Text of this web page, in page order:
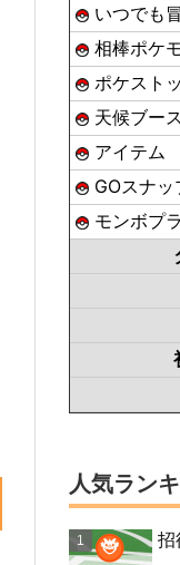
いつでも
相棒ポケ
ポケスト
天候ブー
アイテム
GOスナ
モンボプ
人気ラン
招